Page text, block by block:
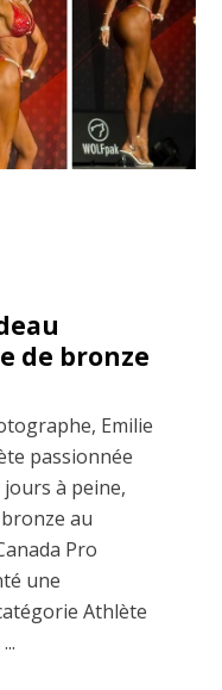
de bronze
Emilie
passionnée
à peine,
au
Pro
une
Athlète